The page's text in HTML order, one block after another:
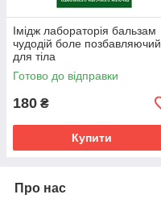
Імідж лабораторія бальзам
чудодій боле позбавляючий
для тіла
Готово до відправки
180 ₴
Купити
Про нас